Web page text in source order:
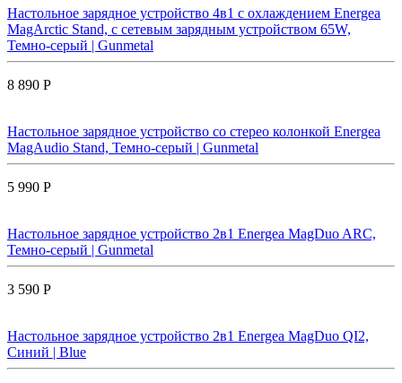
Настольное зарядное устройство 4в1 с охлаждением Energea
MagArctic Stand, с сетевым зарядным устройством 65W,
Темно-серый | Gunmetal
8 890 Р
Настольное зарядное устройство со стерео колонкой Energea
MagAudio Stand, Темно-серый | Gunmetal
5 990 Р
Настольное зарядное устройство 2в1 Energea MagDuo ARC,
Темно-серый | Gunmetal
3 590 Р
Настольное зарядное устройство 2в1 Energea MagDuo QI2,
Синий | Blue